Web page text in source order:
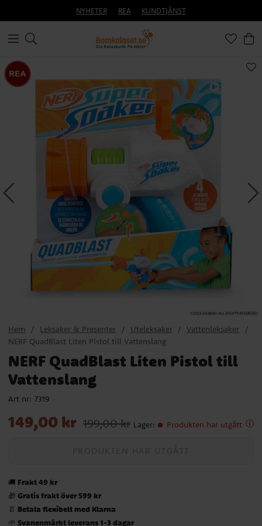
NYHETER REA KUNDTJÄNST
Hem Leksaker & Presenter Uteleksaker
Vattenleksaker
NERF QuadBlast Liten Pistol till Vattenslang
NERF QuadBlast Liten Pistol till
Vattenslang
Art nr: 7319
Nuvarande pris
149,00 kr 199,00 kr Lager: Produkten har utgått
🚚 Frakt 49 kr
🎁 Gratis frakt över 599 kr
📄 Betala flexibelt med Klarna
🌱 Svanenmärkt leverans 1-3 dagar